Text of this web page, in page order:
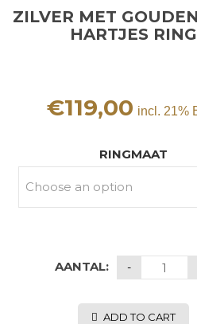
ZILVER MET
HARTJES RING
€119,00 incl. 21%
RINGMAAT
AANTAL:
ADD TO CART